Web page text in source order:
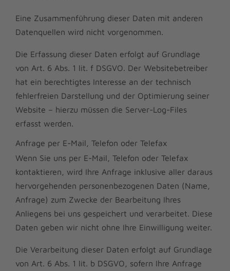
Eine Zusammenführung dieser Daten mit anderen
Datenquellen wird nicht vorgenommen.
Die Erfassung dieser Daten erfolgt auf Grundlage
von Art. 6 Abs. 1 lit. f DSGVO. Der Websitebetreiber
hat ein berechtigtes Interesse an der technisch
fehlerfreien Darstellung und der Optimierung seiner
Website – hierzu müssen die Server-Log-Files
erfasst werden.
Anfrage per E-Mail, Telefon oder Telefax
Wenn Sie uns per E-Mail, Telefon oder Telefax
kontaktieren, wird Ihre Anfrage inklusive aller daraus
hervorgehenden personenbezogenen Daten (Name,
Anfrage) zum Zwecke der Bearbeitung Ihres
Anliegens bei uns gespeichert und verarbeitet. Diese
Daten geben wir nicht ohne Ihre Einwilligung weiter.
Die Verarbeitung dieser Daten erfolgt auf Grundlage
von Art. 6 Abs. 1 lit. b DSGVO, sofern Ihre Anfrage